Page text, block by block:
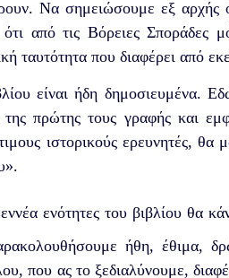
Να σημειώσουμε εξ αρχής
από τις Βόρειες Σποράδες
ταυτότητα που διαφέρει από
είναι ήδη
πρώτης τους γραφής και
ιστορικούς ερευνητές,
ενότητες του βιβλίου θα
ήθη, έθιμα,
που ας το ξεδιαλύνουμε,